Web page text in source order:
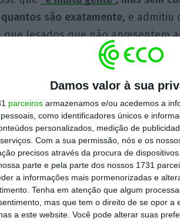
Damos valor à sua
parceiros armazenamos e/ou acedemos a
como identificadores únicos e
personalizados, medição de
Com a sua permissão, nós e os
precisos através da procura de
parte e pela parte dos nossos 1731
a informações mais pormenorizadas e
Tenha em atenção que algum
mas que tem o direito de se opor a
a este website. Você pode alterar suas
são exatamente, e admitiu
lesados que não apresentem
possam ser deixados de fora de
Tenho receio de que as
vir a integrar um fundo de
uma medida de resolução, por
então, investidores do banco têm
pelas perdas, desde